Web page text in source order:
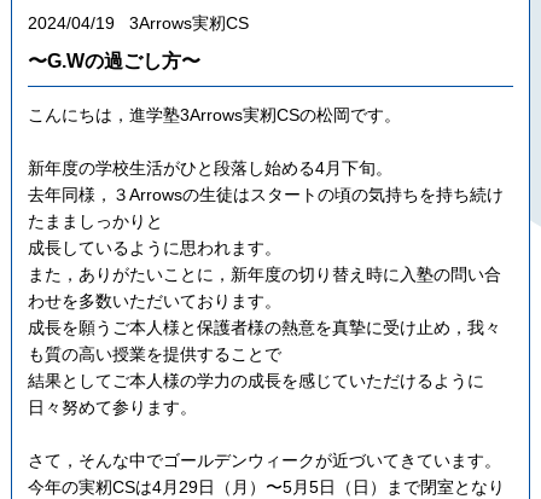
2024/04/19 3Arrows実籾CS
〜G.Wの過ごし方〜
こんにちは，進学塾3Arrows実籾CSの松岡です。
新年度の学校生活がひと段落し始める4月下旬。
去年同様，３Arrowsの生徒はスタートの頃の気持ちを持ち続け
たまましっかりと
成長しているように思われます。
また，ありがたいことに，新年度の切り替え時に入塾の問い合
わせを多数いただいております。
成長を願うご本人様と保護者様の熱意を真摯に受け止め，我々
も質の高い授業を提供することで
結果としてご本人様の学力の成長を感じていただけるように
日々努めて参ります。
さて，そんな中でゴールデンウィークが近づいてきています。
今年の実籾CSは4月29日（月）〜5月5日（日）まで閉室となり